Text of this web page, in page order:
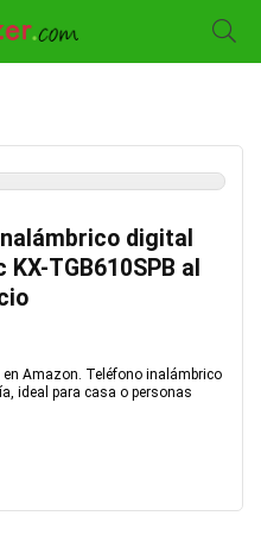
digital
KX-TGB610SPB al
en Amazon. Teléfono inalámbrico
ideal para casa o personas